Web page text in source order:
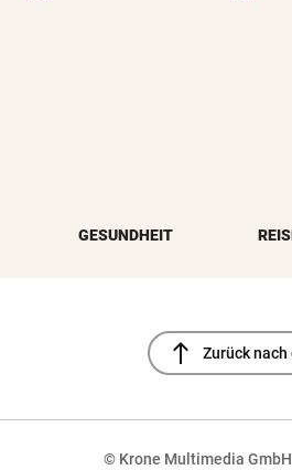
GESUNDHEIT
north Zurück nach
© Krone Multimedia GmbH